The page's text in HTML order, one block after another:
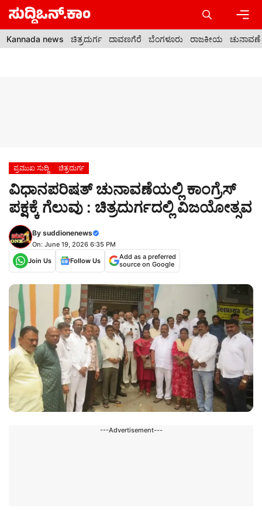
Skip
content
Kannada news ಚಿತ್ರದುರ್ಗ ದಾವಣಗೆರೆ ಬೆಂಗಳೂರು ರಾಜಕೀಯ ಚುನಾವಣೆ
ಪ್ರಮುಖ ಸುದ್ದಿ ಚಿತ್ರದುರ್ಗ
ವಿಧಾನಪರಿಷತ್‍ ಚುನಾವಣೆಯಲ್ಲಿ ಕಾಂಗ್ರೆಸ್
ಪಕ್ಷಕ್ಕೆ ಗೆಲುವು : ಚಿತ್ರದುರ್ಗದಲ್ಲಿ ವಿಜಯೋತ್ಸವ
By suddionenews
On: June 19, 2026 6:35 PM
Join Us
Follow Us
Add as a preferred
source on Google
---Advertisement---